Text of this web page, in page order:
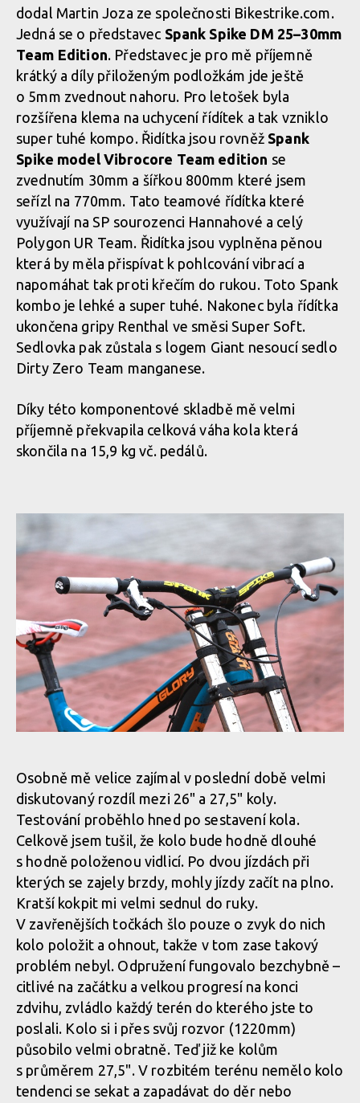
dodal Martin Joza ze společnosti Bikestrike.com.
Jedná se o představec Spank Spike DM 25–30mm
Team Edition. Představec je pro mě příjemně
krátký a díly přiloženým podložkám jde ještě
o 5mm zvednout nahoru. Pro letošek byla
rozšířena klema na uchycení řídítek a tak vzniklo
super tuhé kompo. Řidítka jsou rovněž Spank
Spike model Vibrocore Team edition se
zvednutím 30mm a šířkou 800mm které jsem
seřízl na 770mm. Tato teamové řídítka které
využívají na SP sourozenci Hannahové a celý
Polygon UR Team. Řidítka jsou vyplněna pěnou
která by měla přispívat k pohlcování vibrací a
napomáhat tak proti křečím do rukou. Toto Spank
kombo je lehké a super tuhé. Nakonec byla řídítka
ukončena gripy Renthal ve směsi Super Soft.
Sedlovka pak zůstala s logem Giant nesoucí sedlo
Dirty Zero Team manganese.
Díky této komponentové skladbě mě velmi
příjemně překvapila celková váha kola která
skončila na 15,9 kg vč. pedálů.
Osobně mě velice zajímal v poslední době velmi
diskutovaný rozdíl mezi 26" a 27,5" koly.
Testování proběhlo hned po sestavení kola.
Celkově jsem tušil, že kolo bude hodně dlouhé
s hodně položenou vidlicí. Po dvou jízdách při
kterých se zajely brzdy, mohly jízdy začít na plno.
Kratší kokpit mi velmi sednul do ruky.
V zavřenějších točkách šlo pouze o zvyk do nich
kolo položit a ohnout, takže v tom zase takový
problém nebyl. Odpružení fungovalo bezchybně –
citlivé na začátku a velkou progresí na konci
zdvihu, zvládlo každý terén do kterého jste to
poslali. Kolo si i přes svůj rozvor (1220mm)
působilo velmi obratně. Teď již ke kolům
s průměrem 27,5". V rozbitém terénu nemělo kolo
tendenci se sekat a zapadávat do děr nebo